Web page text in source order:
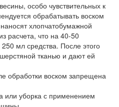
особо чувствительных к
обрабатывать воском
хлопчатобумажной
расчета, что на 40-50
мл средства. После этого
тканью и дают ей
обработки воском запрещена
или уборка с применением